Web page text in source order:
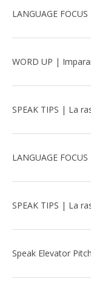
LANGUAGE